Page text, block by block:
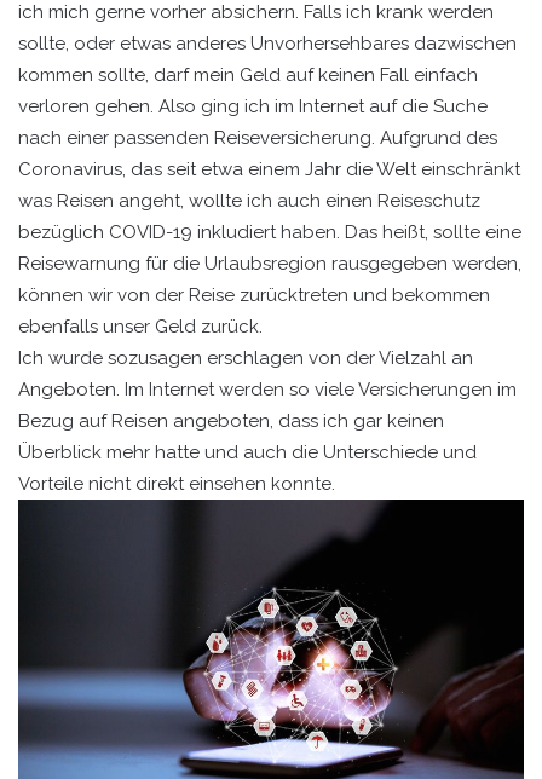
ich mich gerne vorher absichern. Falls ich krank werden
sollte, oder etwas anderes Unvorhersehbares dazwischen
kommen sollte, darf mein Geld auf keinen Fall einfach
verloren gehen. Also ging ich im Internet auf die Suche
nach einer passenden Reiseversicherung. Aufgrund des
Coronavirus, das seit etwa einem Jahr die Welt einschränkt
was Reisen angeht, wollte ich auch einen Reiseschutz
bezüglich COVID-19 inkludiert haben. Das heißt, sollte eine
Reisewarnung für die Urlaubsregion rausgegeben werden,
können wir von der Reise zurücktreten und bekommen
ebenfalls unser Geld zurück.
Ich wurde sozusagen erschlagen von der Vielzahl an
Angeboten. Im Internet werden so viele Versicherungen im
Bezug auf Reisen angeboten, dass ich gar keinen
Überblick mehr hatte und auch die Unterschiede und
Vorteile nicht direkt einsehen konnte.